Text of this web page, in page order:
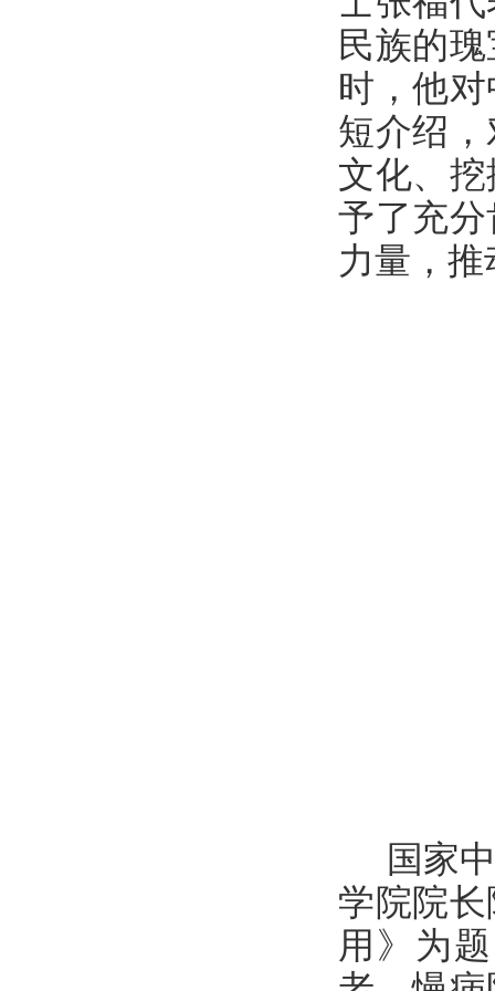
民族的
时，他
短介绍
文化、
予了充
力量，
国家
学院院
用》为